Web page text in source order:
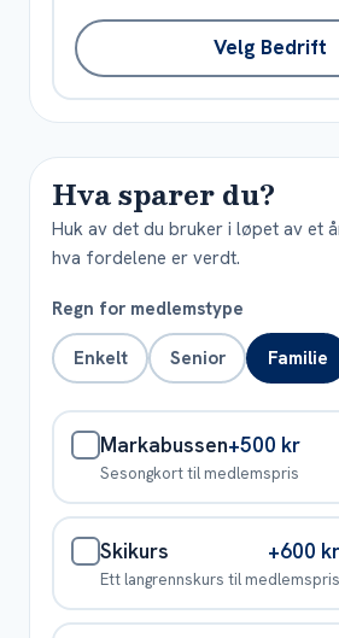
Velg Bedrift
Hva sparer du?
Huk av det du bruker i løpet av et
hva fordelene er verdt.
Regn for medlemstype
Enkelt Senior Familie
Markabussen+500 kr
Sesongkort til medlemspris
Skikurs +600 kr
Ett langrennskurs til medlemspris